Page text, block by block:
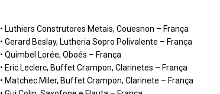
• Luthiers Construtores Metais, Couesnon – França
• Gerard Beslay, Lutheria Sopro Polivalente – França
• Quimbel Lorée, Oboés – França
• Eric Leclerc, Buffet Crampon, Clarinetes – França
• Matchec Miler, Buffet Crampon, Clarinete – França